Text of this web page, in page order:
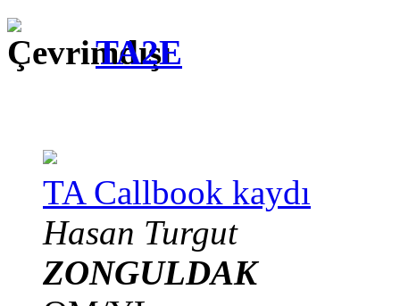
TA2E
TA Callbook kaydı
Hasan Turgut
ZONGULDAK